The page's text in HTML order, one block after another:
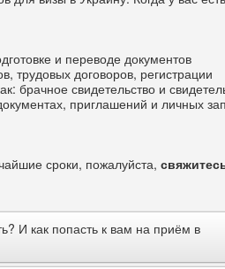
и переводе документов
трудовых договоров, регистрации
брачное свидетельство и
приглашений и личных
сроки, пожалуйста,
И как попасть к вам на приём в